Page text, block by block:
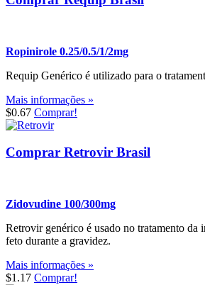
Ropinirole 0.25/0.5/1/2mg
Requip Genérico é utilizado para o
Mais informações »
$0.67 Comprar!
Comprar Retrovir Brasil
Zidovudine 100/300mg
Retrovir genérico é usado no tratamento
feto durante a gravidez.
Mais informações »
$1.17 Comprar!